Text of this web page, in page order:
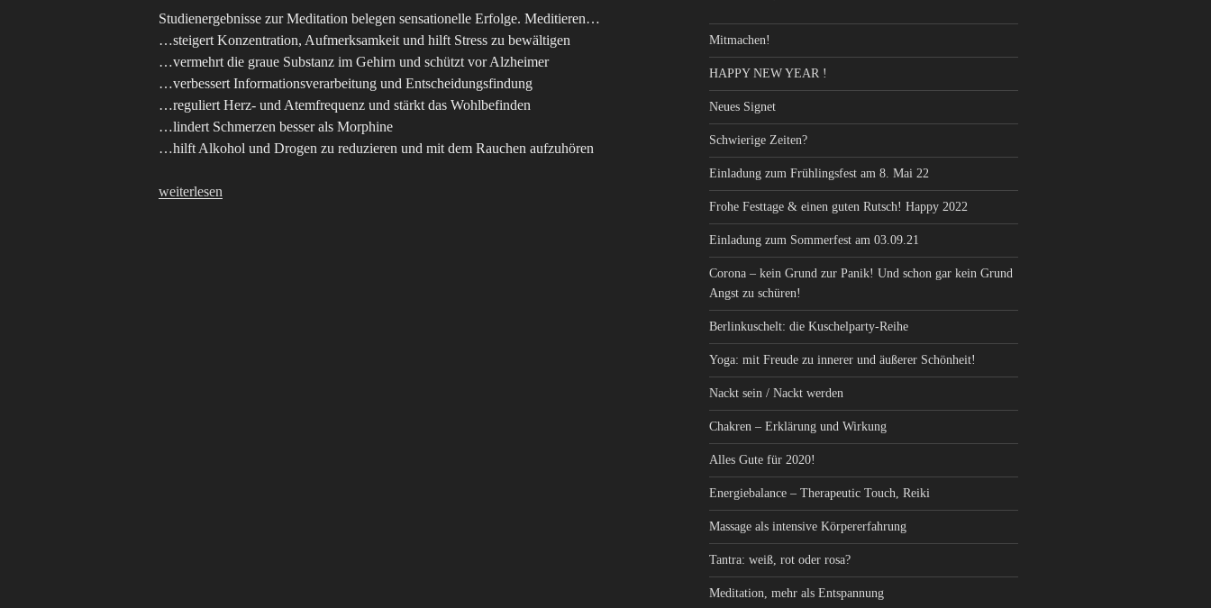
Studienergebnisse zur Meditation belegen sensationelle Erfolge. Meditieren…
…steigert Konzentration, Aufmerksamkeit und hilft Stress zu bewältigen
…vermehrt die graue Substanz im Gehirn und schützt vor Alzheimer
…verbessert Informationsverarbeitung und Entscheidungsfindung
…reguliert Herz- und Atemfrequenz und stärkt das Wohlbefinden
…lindert Schmerzen besser als Morphine
…hilft Alkohol und Drogen zu reduzieren und mit dem Rauchen aufzuhören
„Meditation,
weiterlesen
Mitmachen!
HAPPY NEW YEAR !
Neues Signet
Schwierige Zeiten?
Einladung zum Frühlingsfest am 8. Mai 22
Frohe Festtage & einen guten Rutsch! Happy 2022
Einladung zum Sommerfest am 03.09.21
Corona – kein Grund zur Panik! Und schon gar kein Grund
Angst zu schüren!
Berlinkuschelt: die Kuschelparty-Reihe
Yoga: mit Freude zu innerer und äußerer Schönheit!
Nackt sein / Nackt werden
Chakren – Erklärung und Wirkung
Alles Gute für 2020!
Energiebalance – Therapeutic Touch, Reiki
Massage als intensive Körpererfahrung
Tantra: weiß, rot oder rosa?
Meditation, mehr als Entspannung